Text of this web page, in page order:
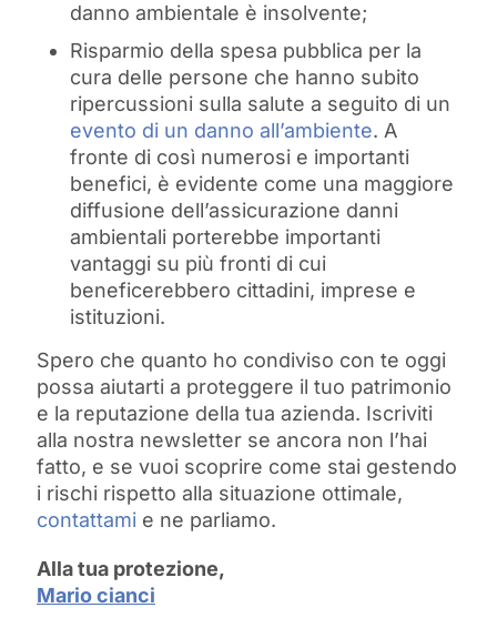
danno ambientale è insolvente;
Risparmio della spesa pubblica per la
cura delle persone che hanno subito
ripercussioni sulla salute a seguito di un
evento di un danno all’ambiente. A
fronte di così numerosi e importanti
benefici, è evidente come una maggiore
diffusione dell’assicurazione danni
ambientali porterebbe importanti
vantaggi su più fronti di cui
beneficerebbero cittadini, imprese e
istituzioni.
Spero che quanto ho condiviso con te oggi
possa aiutarti a proteggere il tuo patrimonio
e la reputazione della tua azienda. Iscriviti
alla nostra newsletter se ancora non l’hai
fatto, e se vuoi scoprire come stai gestendo
i rischi rispetto alla situazione ottimale,
contattami e ne parliamo.
Alla tua protezione,
Mario cianci